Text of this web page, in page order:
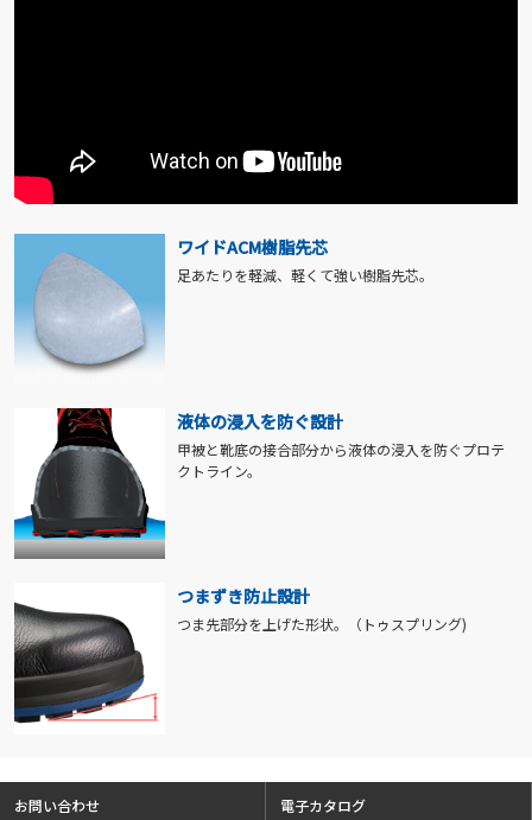
ワイドACM樹脂先芯
足あたりを軽減、軽くて強い樹脂先芯。
液体の浸入を防ぐ設計
甲被と靴底の接合部分から液体の浸入を防ぐプロテ
クトライン。
つまずき防止設計
つま先部分を上げた形状。（トゥスプリング)
お問い合わせ 電子カタログ